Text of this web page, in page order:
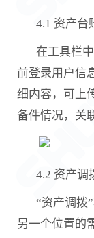
4.1 资产台
在工具栏
前登录用户信
细内容，可上
备件情况，关
4.2 资产调
“资产调拨
另一个位置的